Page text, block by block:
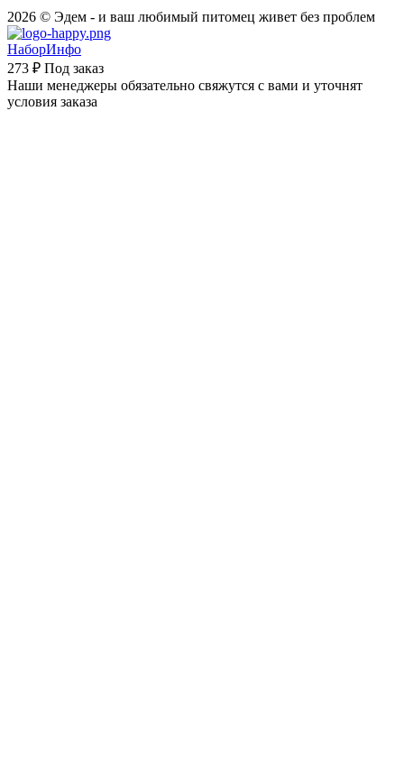
2026 © Эдем - и ваш любимый питомец живет без проблем
НаборИнфо
273 ₽ Под заказ
Наши менеджеры обязательно свяжутся с вами и уточнят
условия заказа